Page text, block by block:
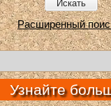
Искать
Расширенный
Узнайте